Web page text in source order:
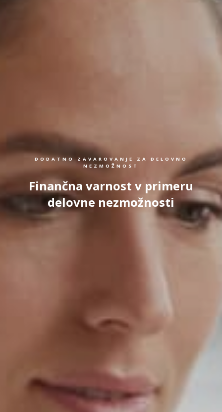
DODATNO ZAVAROVANJE ZA DELOVNO
NEZMOŽNOST
Finančna varnost v primeru
delovne nezmožnosti